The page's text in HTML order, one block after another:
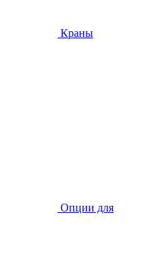
Краны
Опции для